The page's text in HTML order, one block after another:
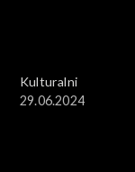
Kulturalni
29.06.2024